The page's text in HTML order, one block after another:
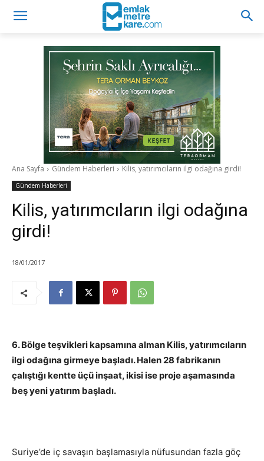
Ana Sayfa Gündem Haberleri Kilis, yatırımcıların ilgi odağına girdi!
Gündem Haberleri
Kilis, yatırımcıların ilgi odağına
girdi!
18/01/2017
6. Bölge teşvikleri kapsamına alman Kilis, yatırımcıların
ilgi odağına girmeye başladı. Halen 28 fabrikanın
çalıştığı kentte üçü inşaat, ikisi ise proje aşamasında
beş yeni yatırım başladı.
Suriye’de iç savaşın başlamasıyla nüfusundan fazla göç